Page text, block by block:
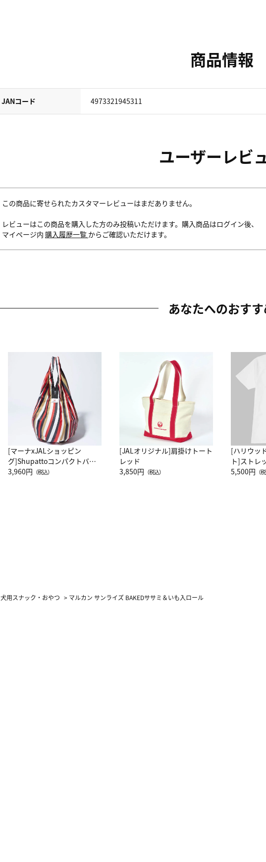
商品情報
JANコード 4973321945311
ユーザーレビ
この商品に寄せられたカスタマーレビューはまだありません。
レビューはこの商品を購入した方のみ投稿いただけます。購入商品はログイン後、
マイページ内 購入履歴一覧 からご確認いただけます。
あなたへのおす
[マーナxJALショッピン
グ]Shupattoコンパクトバッ
グ Drop JAL客室乗務員
3,960円 （税込）
[JALオリジナル]肩掛けトート
レッド
3,850円 （税込）
[ハリウッ
ト]ストレ
ーネック
5,500円 （
犬用スナック・おやつ > マルカン サンライズ BAKEDササミ＆いも入ロール